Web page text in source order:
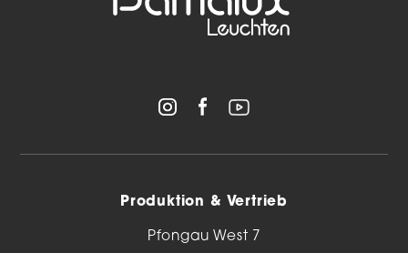
Produktion & Vertrieb
Pfongau West 7